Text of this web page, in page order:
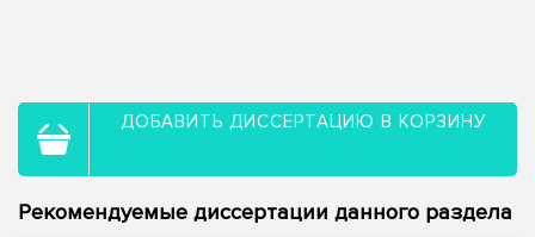
ДОБАВИТЬ ДИССЕРТАЦИЮ В КОРЗИНУ
Рекомендуемые диссертации данного раздела